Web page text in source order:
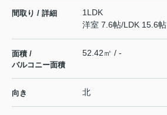
間取り / 詳細
1LDK
洋室 7.6帖/LDK 15.6帖
面積 /
バルコニー面積
52.42㎡ / -
向き 北